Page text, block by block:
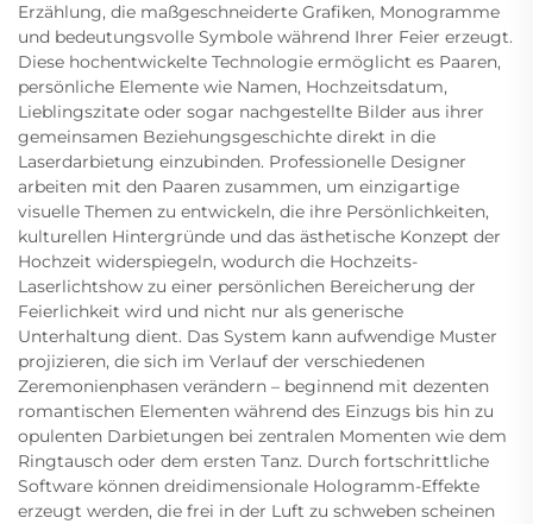
Erzählung, die maßgeschneiderte Grafiken, Monogramme
und bedeutungsvolle Symbole während Ihrer Feier erzeugt.
Diese hochentwickelte Technologie ermöglicht es Paaren,
persönliche Elemente wie Namen, Hochzeitsdatum,
Lieblingszitate oder sogar nachgestellte Bilder aus ihrer
gemeinsamen Beziehungsgeschichte direkt in die
Laserdarbietung einzubinden. Professionelle Designer
arbeiten mit den Paaren zusammen, um einzigartige
visuelle Themen zu entwickeln, die ihre Persönlichkeiten,
kulturellen Hintergründe und das ästhetische Konzept der
Hochzeit widerspiegeln, wodurch die Hochzeits-
Laserlichtshow zu einer persönlichen Bereicherung der
Feierlichkeit wird und nicht nur als generische
Unterhaltung dient. Das System kann aufwendige Muster
projizieren, die sich im Verlauf der verschiedenen
Zeremonienphasen verändern – beginnend mit dezenten
romantischen Elementen während des Einzugs bis hin zu
opulenten Darbietungen bei zentralen Momenten wie dem
Ringtausch oder dem ersten Tanz. Durch fortschrittliche
Software können dreidimensionale Hologramm-Effekte
erzeugt werden, die frei in der Luft zu schweben scheinen